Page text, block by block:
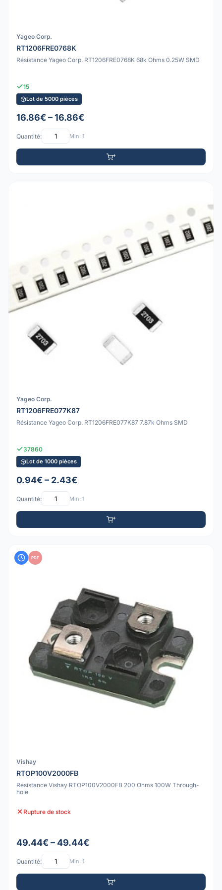
Yageo Corp.
RT1206FRE0768K
Résistance Yageo Corp. RT1206FRE0768K 68k Ohms 0.25W SMD
15
Lot de 5000 pièces
16.86€ – 16.86€
Quantité: Min: 1
Yageo Corp.
RT1206FRE077K87
Résistance Yageo Corp. RT1206FRE077K87 7.87k Ohms SMD
37860
Lot de 1000 pièces
0.94€ – 2.43€
Quantité: Min: 1
PDF
Vishay
RTOP100V2000FB
Résistance Vishay RTOP100V2000FB 200 Ohms 100W Through-
hole
Rupture de stock
49.44€ – 49.44€
Quantité: Min: 1